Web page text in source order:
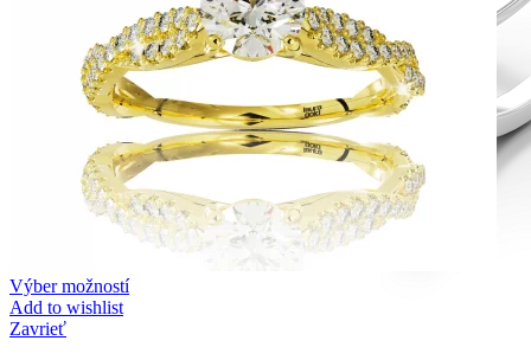
Výber možností
Add to wishlist
Zavrieť